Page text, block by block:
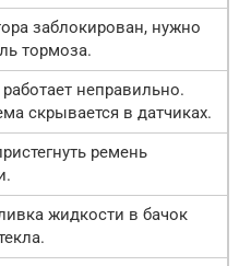
заблокирован, нужно
тормоза.
неправильно.
скрывается в датчиках.
ремень
жидкости в бачок